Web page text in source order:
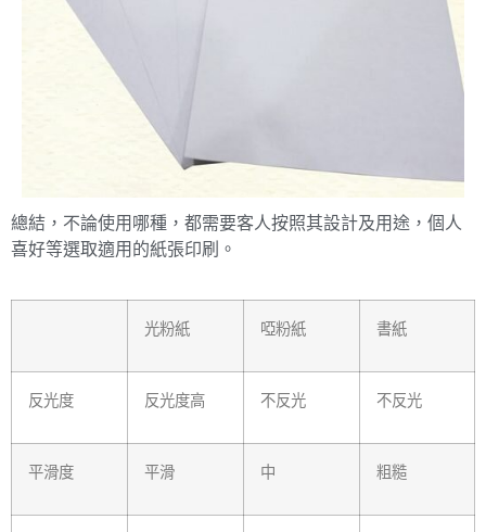
總結，不論使用哪種，都需要客人按照其設計及用途，個人
喜好等選取適用的紙張印刷。
光粉紙 啞粉紙 書紙
反光度 反光度高 不反光 不反光
平滑度 平滑 中 粗糙